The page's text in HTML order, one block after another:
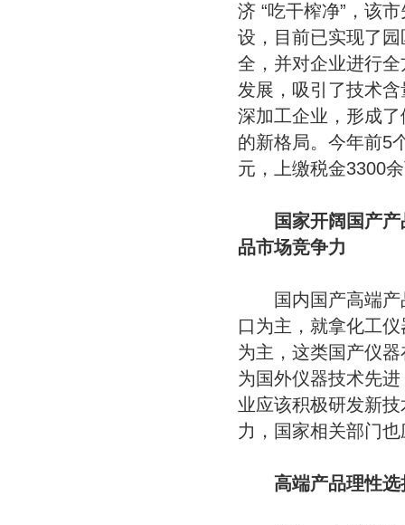
济 “吃干榨净”，该
设，目前已实现了
全，并对企业进行
发展，吸引了技术
深加工企业，形成
的新格局。今年前5
元，上缴税金3300
国家开阔国产
品市场竞争力
国内国产高端产
口为主，就拿化工
为主，这类国产仪
为国外仪器技术先
业应该积极研发新
力，国家相关部门
高端产品理性